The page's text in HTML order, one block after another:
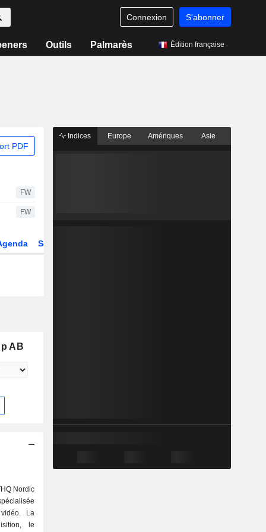
Connexion S'abonner
Outils Palmarès Édition française
PDF
FW
FW
Secteur
AB
Nordic
La
le
Indices Europe Amériques Asie